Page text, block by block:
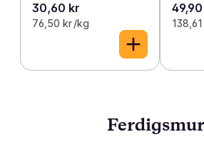
30,60 kr
76,50 kr /kg